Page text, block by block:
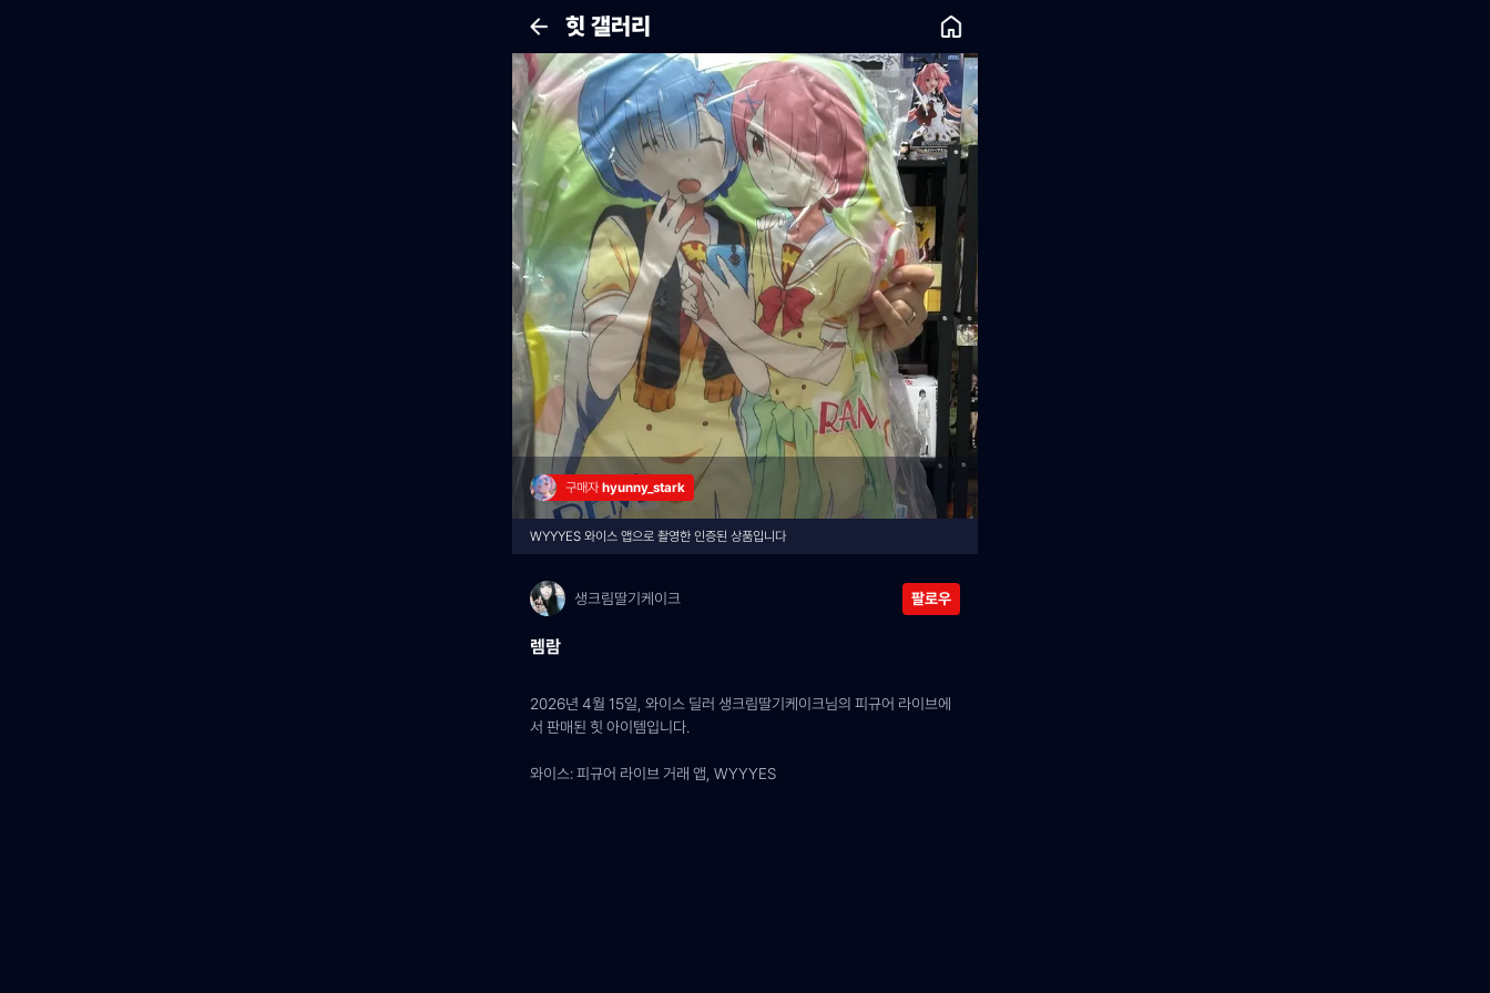
힛 갤러리
구매자 hyunny_stark
WYYYES 와이스 앱으로 촬영한 인증된 상품입니다
생크림딸기케이크 팔로우
렘람
2026년 4월 15일, 와이스 딜러 생크림딸기케이크님의 피규어 라이브에
서 판매된 힛 아이템입니다.
와이스: 피규어 라이브 거래 앱, WYYYES